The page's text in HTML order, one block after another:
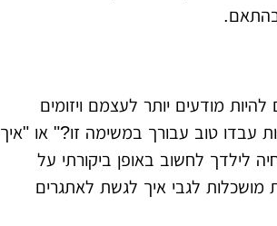
בהתאם.
מודעים יותר לעצמם ויזומים
עבדו טוב עבורך במשימה זו?" או "איך
לילדך לחשוב באופן ביקורתי על
לגבי איך לגשת לאתגרים